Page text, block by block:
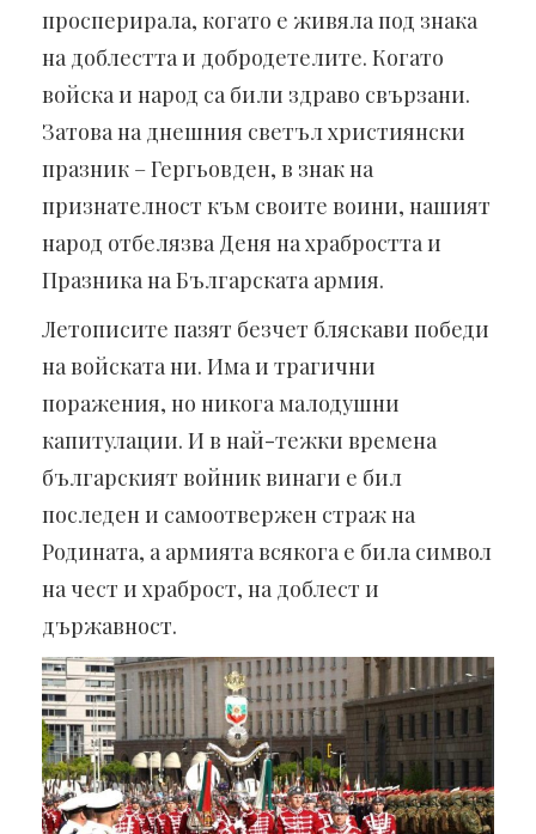
просперирала, когато е живяла под знака
на доблестта и добродетелите. Когато
войска и народ са били здраво свързани.
Затова на днешния светъл християнски
празник – Гергьовден, в знак на
признателност към своите воини, нашият
народ отбелязва Деня на храбростта и
Празника на Българската армия.
Летописите пазят безчет бляскави победи
на войската ни. Има и трагични
поражения, но никога малодушни
капитулации. И в най-тежки времена
българският войник винаги е бил
последен и самоотвержен страж на
Родината, а армията всякога е била символ
на чест и храброст, на доблест и
държавност.